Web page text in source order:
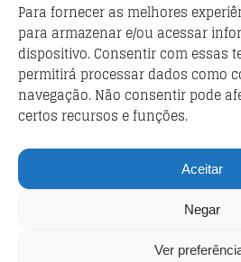
Para fornecer as melhores
para armazenar e/ou acessar
dispositivo. Consentir com essas
permitirá processar dados como
navegação. Não consentir pode
certos recursos e funções.
Aceitar
Negar
Ver
o esporte na Itália.
Parceiros
Futebol ao vivo
Análises e prognósticos dos jogos
Política de privacidade